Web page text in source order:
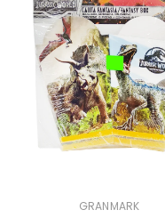
GRANMARK